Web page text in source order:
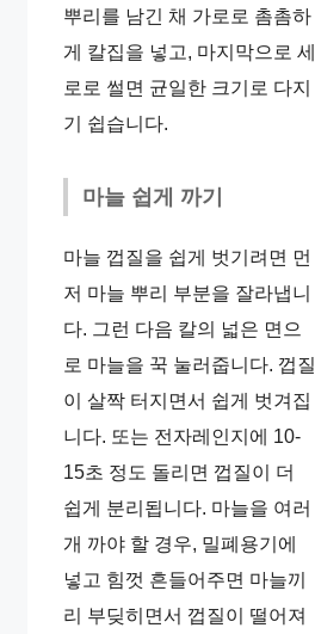
뿌리를 남긴 채 가로로 촘촘하
게 칼집을 넣고, 마지막으로 세
로로 썰면 균일한 크기로 다지
기 쉽습니다.
마늘 쉽게 까기
마늘 껍질을 쉽게 벗기려면 먼
저 마늘 뿌리 부분을 잘라냅니
다. 그런 다음 칼의 넓은 면으
로 마늘을 꾹 눌러줍니다. 껍질
이 살짝 터지면서 쉽게 벗겨집
니다. 또는 전자레인지에 10-
15초 정도 돌리면 껍질이 더
쉽게 분리됩니다. 마늘을 여러
개 까야 할 경우, 밀폐용기에
넣고 힘껏 흔들어주면 마늘끼
리 부딪히면서 껍질이 떨어져